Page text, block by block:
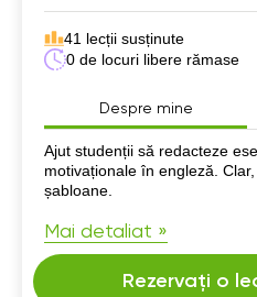
41 lecții susținute
0 de locuri libere rămase
Despre mine
Despre mine
Ajut studenții să redacteze
motivaționale în engleză.
șabloane.
Mai detaliat »
Rezervați o